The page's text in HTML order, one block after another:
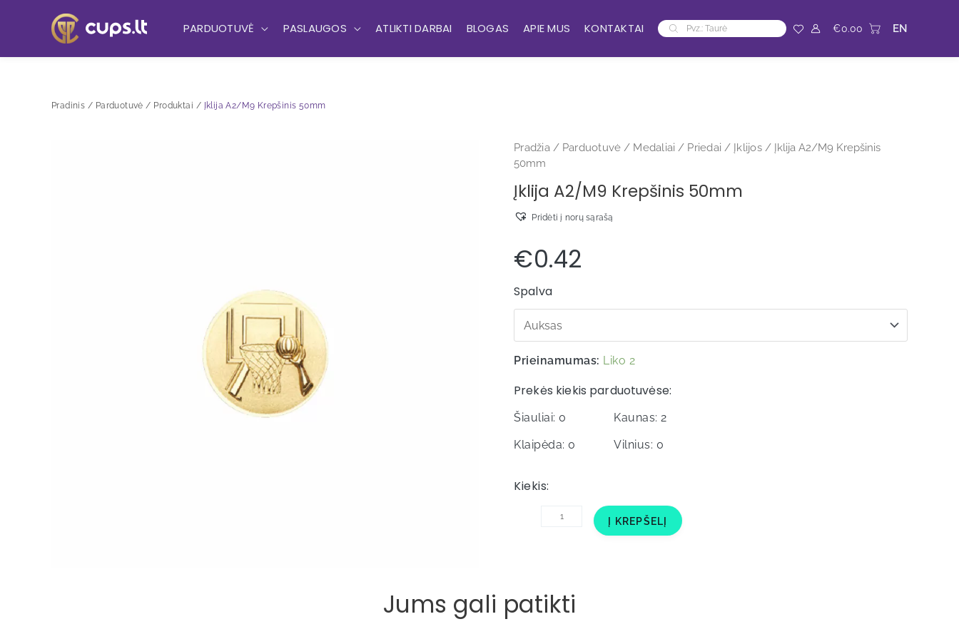
PARDUOTUVĖ PASLAUGOS ATLIKTI DARBAI BLOGAS APIE MUS KONTAKTAI
Products
search
€0.00 EN
Pradinis Parduotuvė Produktai Įklija A2/M9 Krepšinis 50mm
Pradžia / Parduotuvė / Medaliai / Priedai / Įklijos/ Įklija A2/M9 Krepšinis
50mm
Įklija A2/M9 Krepšinis 50mm
Pridėti į norų sąrašą
€0.42
Spalva
Prieinamumas: Liko 2
Prekės kiekis parduotuvėse:
Šiauliai: 0
Kaunas: 2
Klaipėda: 0
Vilnius: 0
Kiekis:
produkto
Į KREPŠELĮ
Jums gali patikti